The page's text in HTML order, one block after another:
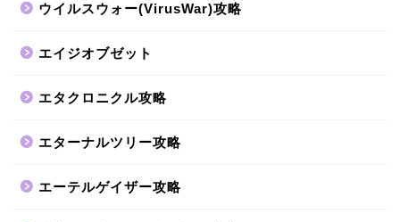
ウイルスウォー(VirusWar)攻略
エイジオブゼット
エタクロニクル攻略
エターナルツリー攻略
エーテルゲイザー攻略